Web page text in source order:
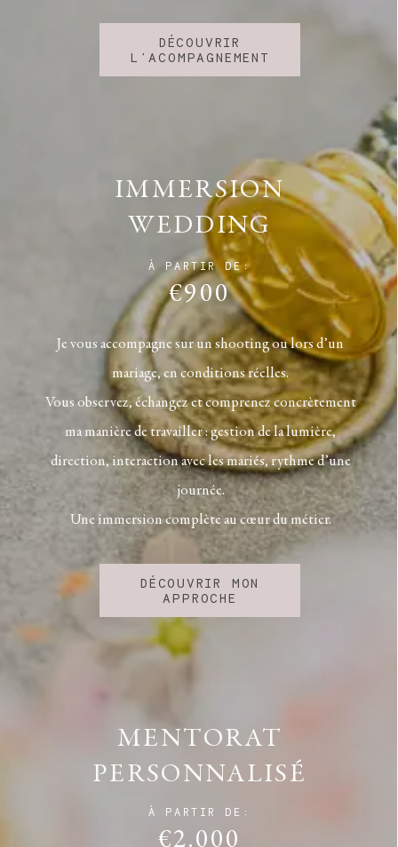
MENTORAT
PERSONNALISÉ
IMMERSION
WEDDING
À PARTIR DE:
À PARTIR DE:
€900
€2.000
Je vous accompagne sur un shooting ou lors d’un
mariage, en conditions réelles.
Vous observez, échangez et comprenez concrètement
ma manière de travailler : gestion de la lumière,
direction, interaction avec les mariés, rythme d’une
journée.
Une immersion complète au cœur du métier.
DÉCOUVRIR
L'ACOMPAGNEMENT
DÉCOUVRIR MON
APPROCHE